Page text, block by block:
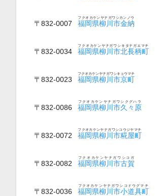
〒832-0007 福岡県柳川市金納
フクオカケンヤナガワシカンノウ
〒832-0034 福岡県柳川市北長柄町
フクオカケンヤナガワシキタナガエマチ
〒832-0023 福岡県柳川市京町
フクオカケンヤナガワシキョウマチ
〒832-0086 福岡県柳川市久々原
フクオカケンヤナガワシクグハラ
〒832-0072 福岡県柳川市糀屋町
フクオカケンヤナガワシコウジヤマチ
〒832-0082 福岡県柳川市古賀
フクオカケンヤナガワシコガ
〒832-0036 福岡県柳川市小道具町
フクオカケンヤナガワシコドウグマチ